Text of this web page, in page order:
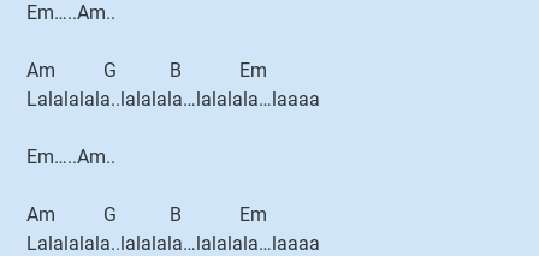
Em…..Am..
Am G B Em
Lalalalala..lalalala…lalalala…laaaa
Em…..Am..
Am G B Em
Lalalalala..lalalala…lalalala…laaaa